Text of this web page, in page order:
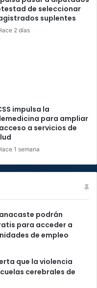
de seleccionar
suplentes
2 días
impulsa la
para ampliar
a servicios de
1 semana
podrán
para acceder a
de empleo
que la violencia
cerebrales de